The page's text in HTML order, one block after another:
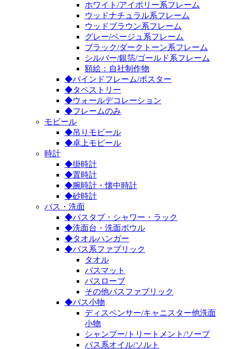
ホワイト/アイボリー系フレーム
ウッドナチュラル系フレーム
ウッドブラウン系フレーム
グレー/ベージュ系フレーム
ブラック/ダークトーン系フレーム
シルバー/銀箔/ゴールド系フレーム
額絵：自社制作物
◆バインドフレーム/ポスター
◆タペストリー
◆ウォールデコレーション
◆フレームのみ
モビール
◆吊りモビール
◆卓上モビール
時計
◆掛時計
◆置時計
◆腕時計・懐中時計
◆砂時計
バス・洗面
◆バスタブ・シャワー・ラック
◆洗面台・洗面ボウル
◆タオルハンガー
◆バス系ファブリック
タオル
バスマット
バスローブ
その他バスファブリック
◆バス小物
ディスペンサー/キャニスター他洗面
小物
シャンプー/トリートメント/ソープ
バス系オイル/ソルト